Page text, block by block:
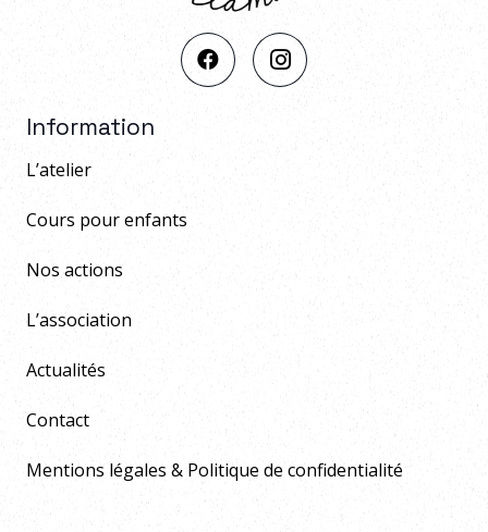
Information
L’atelier
Cours pour enfants
Nos actions
L’association
Actualités
Contact
Mentions légales & Politique de confidentialité